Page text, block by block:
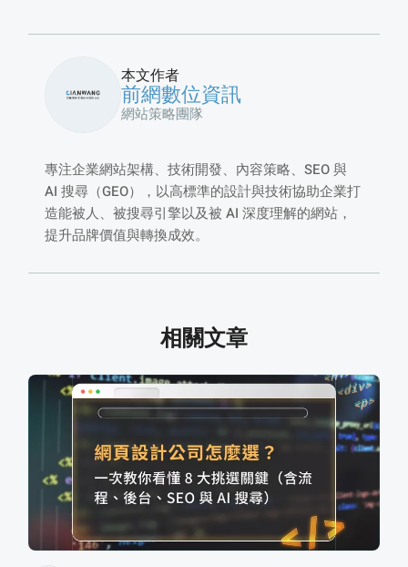
本文作者
前網數位資訊
網站策略團隊
專注企業網站架構、技術開發、內容策略、SEO 與
AI 搜尋（GEO），以高標準的設計與技術協助企業打
造能被人、被搜尋引擎以及被 AI 深度理解的網站，
提升品牌價值與轉換成效。
相關文章